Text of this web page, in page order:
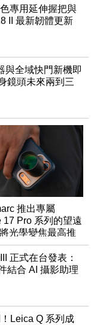
專用延伸握把與
II 最新韌體更新
與全域快門新機即
鏡頭未來兩到三
推出專屬
17 Pro 系列的望遠
光學變焦最高推
倍
正式在台發表：
結合 AI 攝影助理
Leica Q 系列成